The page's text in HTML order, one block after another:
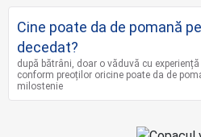
Cine poate da de pomană
decedat?
după bătrâni, doar o văduvă cu
conform preoților oricine poate da de
milostenie